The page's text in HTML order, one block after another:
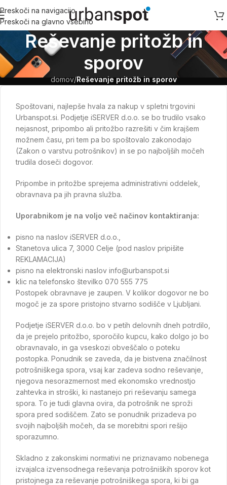
Preskoči na navigacijo
Preskoči na glavno vsebino
Reševanje pritožb in
sporov
domov/Reševanje pritožb in sporov
Spoštovani, najlepše hvala za nakup v spletni trgovini
Urbanspot.si. Podjetje iSERVER d.o.o. se bo trudilo vsako
nejasnost, pripombo ali pritožbo razrešiti v čim krajšem
možnem času, pri tem pa bo spoštovalo zakonodajo
(Zakon o varstvu potrošnikov) in se po najboljših močeh
trudila doseči dogovor.
Pripombe in pritožbe sprejema administrativni oddelek,
obravnava pa jih pravna služba.
Uporabnikom je na voljo več načinov kontaktiranja:
pisno na naslov iSERVER d.o.o.,
Stanetova ulica 7, 3000 Celje (pod naslov pripišite
REKLAMACIJA)
pisno na elektronski naslov info@urbanspot.si
klic na telefonsko številko 070 555 775
Postopek obravnave je zaupen. V kolikor dogovor ne bo
mogoč je za spore pristojno stvarno sodišče v Ljubljani.
Podjetje iSERVER d.o.o. bo v petih delovnih dneh potrdilo,
da je prejelo pritožbo, sporočilo kupcu, kako dolgo jo bo
obravnavalo, in ga vseskozi obveščalo o poteku
postopka. Ponudnik se zaveda, da je bistvena značilnost
potrošniškega spora, vsaj kar zadeva sodno reševanje,
njegova nesorazmernost med ekonomsko vrednostjo
zahtevka in stroški, ki nastanejo pri reševanju samega
spora. To je tudi glavna ovira, da potrošnik ne sproži
spora pred sodiščem. Zato se ponudnik prizadeva po
svojih najboljših močeh, da se morebitni spori rešijo
sporazumno.
Skladno z zakonskimi normativi ne priznavamo nobenega
izvajalca izvensodnega reševanja potrošniških sporov kot
pristojnega za reševanje potrošniškega spora, ki bi ga